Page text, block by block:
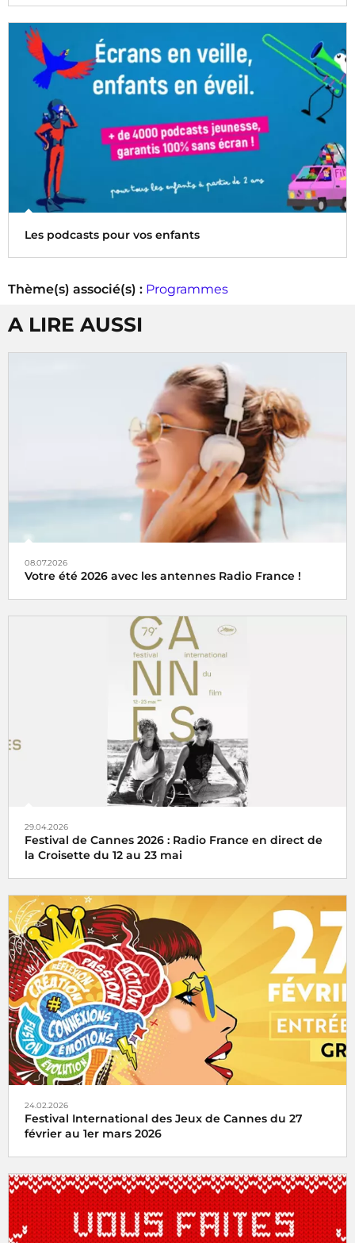
Les Éditions Radio France vous accompagnent cet été alors
glissez des livres dans vos bagages !
Les podcasts pour vos enfants
podcasts d’information, d’Histoire ou de Sciences… dès 2
ans, chaque enfant peut trouver un podcast à son goût
Thème(s) associé(s) : Programmes
A LIRE AUSSI
08.07.2026
Votre été 2026 avec les antennes Radio France !
Que vous soyez sur la route des vacances, posé chez vous
ou encore au travail, les antennes de Radio France vous
accompagnent tout l’été !
29.04.2026
Festival de Cannes 2026 : Radio France en direct de
la Croisette du 12 au 23 mai
Radio France, partenaire historique du Festival de Cannes
24.02.2026
Festival International des Jeux de Cannes du 27
février au 1er mars 2026
Radio France partenaire du Festival International des
Jeux de Cannes du 27 février au 1er mars 2026